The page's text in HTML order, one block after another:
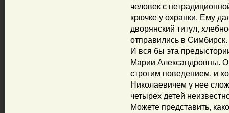
человек с
крючке у охранки. Ему
дворянский титул,
отправились в Симбирск.
И вся бы эта
Марии Александровны.
строгим поведением, и
Николаевичем у нее
четырех детей
Можете представить,